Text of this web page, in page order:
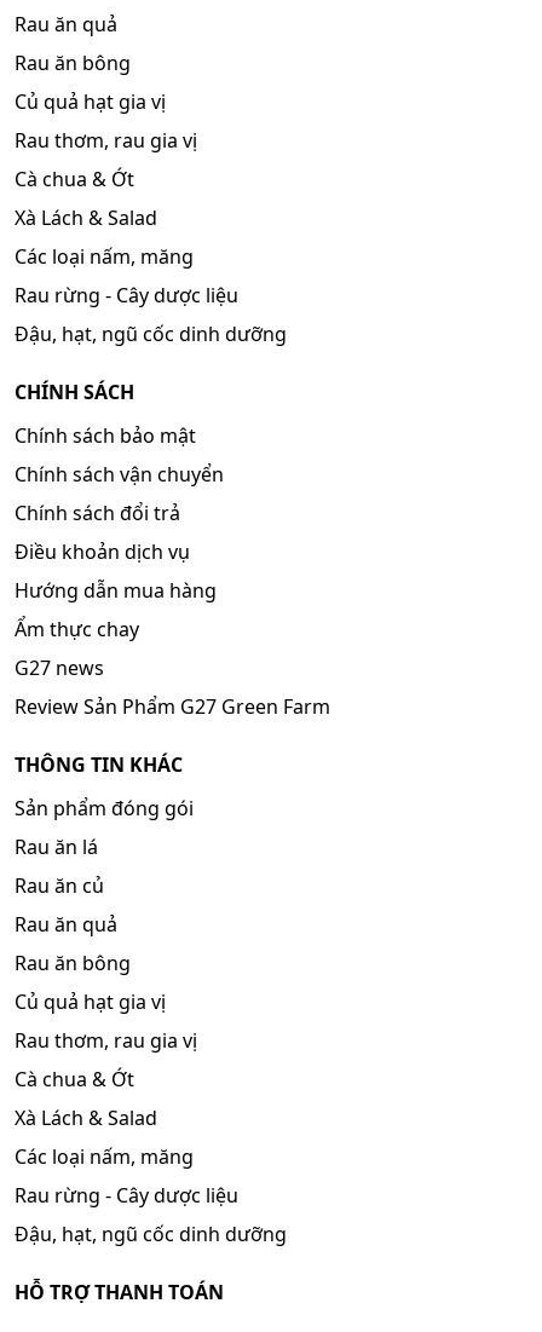
Rau ăn quả
Rau ăn bông
Củ quả hạt gia vị
Rau thơm, rau gia vị
Cà chua & Ớt
Xà Lách & Salad
Các loại nấm, măng
Rau rừng - Cây dược liệu
Đậu, hạt, ngũ cốc dinh dưỡng
CHÍNH SÁCH
Chính sách bảo mật
Chính sách vận chuyển
Chính sách đổi trả
Điều khoản dịch vụ
Hướng dẫn mua hàng
Ẩm thực chay
G27 news
Review Sản Phẩm G27 Green Farm
THÔNG TIN KHÁC
Sản phẩm đóng gói
Rau ăn lá
Rau ăn củ
Rau ăn quả
Rau ăn bông
Củ quả hạt gia vị
Rau thơm, rau gia vị
Cà chua & Ớt
Xà Lách & Salad
Các loại nấm, măng
Rau rừng - Cây dược liệu
Đậu, hạt, ngũ cốc dinh dưỡng
HỖ TRỢ THANH TOÁN